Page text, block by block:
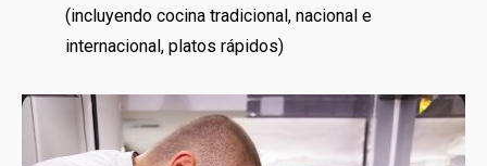
(incluyendo cocina tradicional, nacional e
internacional, platos rápidos)